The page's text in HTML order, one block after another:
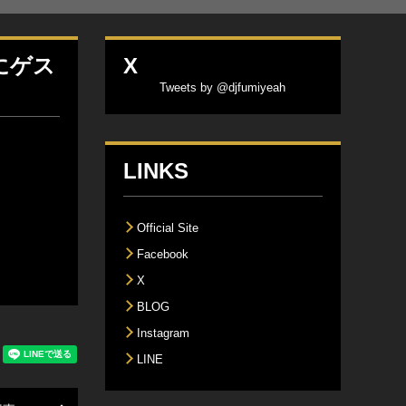
ゲス X
Tweets by @djfumiyeah
LINKS
Official Site
Facebook
X
BLOG
Instagram
LINE